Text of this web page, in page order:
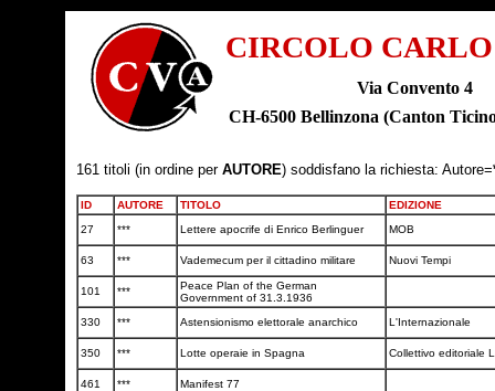
CIRCOLO
Via Convento 4
CH-6500 Bellinzona (Canton
161 titoli (in ordine per AUTORE) soddisfano la richiesta: Autore=
ID AUTORE TITOLO
EDIZIONE
27
*** Lettere apocrife di Enrico Berlinguer MOB
63 *** Vademecum per il cittadino militare Nuovi Tempi
101 ***
Peace Plan of the German
Government of 31.3.1936
330
*** Astensionismo elettorale anarchico L'Internazionale
350 *** Lotte operaie in Spagna Collettivo editoriale
461 *** Manifest 77